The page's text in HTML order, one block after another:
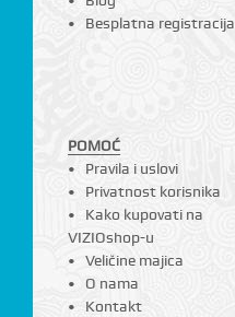
Besplatna registracija
POMOĆ
Pravila i uslovi
Privatnost korisnika
Kako kupovati na
VIZIOshop-u
Veličine majica
O nama
Kontakt